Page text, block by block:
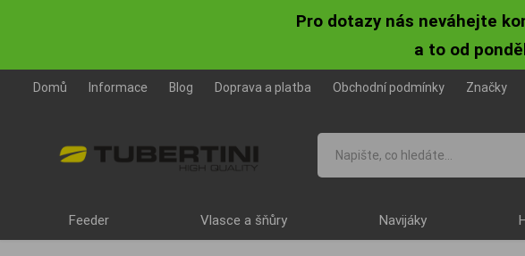
Pro dotazy nás neváhejte
a to od
Domů Informace Blog Doprava a platba Obchodní podmínky Značky
Feeder Vlasce a šňůry Navijáky